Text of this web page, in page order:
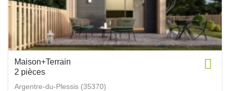
Maison+Terrain
2 pièces
Argentre-du-Plessis (35370)